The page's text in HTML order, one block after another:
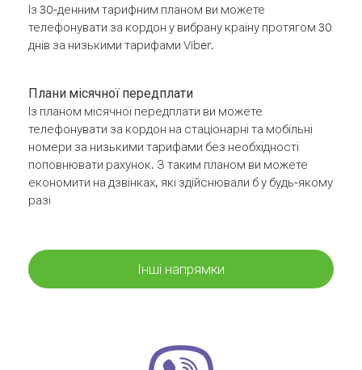
Із 30-денним тарифним планом ви можете
телефонувати за кордон у вибрану країну протягом 30
днів за низькими тарифами Viber.
Плани місячної передплати
Із планом місячної передплати ви можете
телефонувати за кордон на стаціонарні та мобільні
номери за низькими тарифами без необхідності
поповнювати рахунок. З таким планом ви можете
економити на дзвінках, які здійснювали б у будь-якому
разі
Інші напрямки